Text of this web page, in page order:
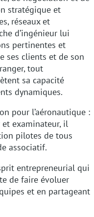
stratégique et
réseaux et
d’ingénieur lui
pertinentes et
ses clients et de son
tout
sa capacité
dynamiques.
pour l’aéronautique :
examinateur, il
pilotes de tous
associatif.
entrepreneurial qui
de faire évoluer
et en partageant